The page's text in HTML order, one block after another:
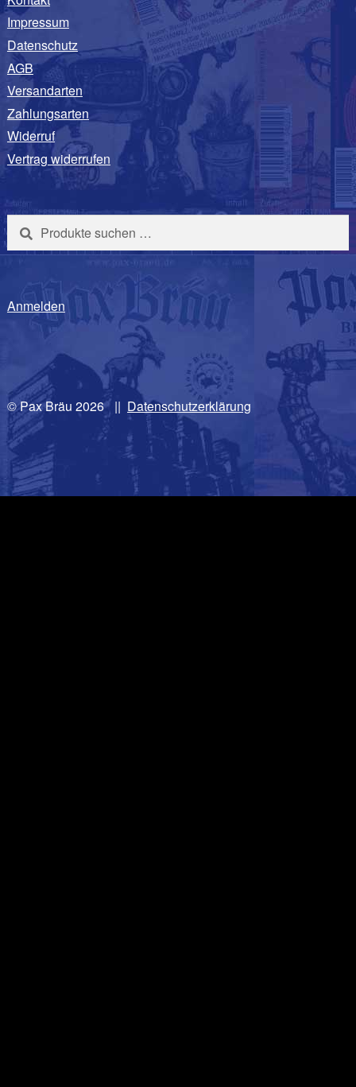
Impressum
Datenschutz
AGB
Versandarten
Zahlungsarten
Widerruf
Vertrag widerrufen
Suchen
nach:
Suchen
Anmelden
© Pax Bräu 2026 | Datenschutzerklärung